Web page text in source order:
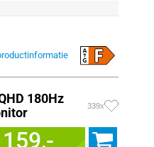
180Hz
339x
159,-